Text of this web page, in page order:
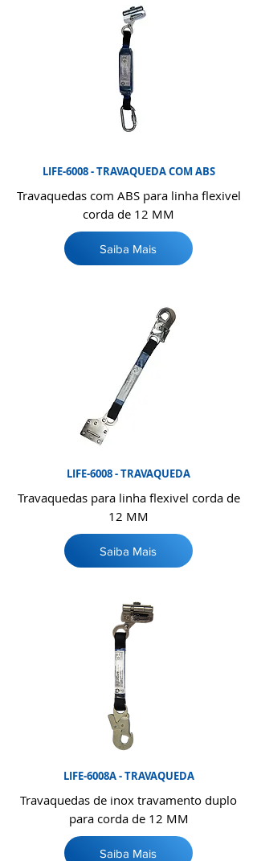
LIFE-6008 - TRAVAQUEDA COM ABS
Travaquedas com ABS para linha flexivel
corda de 12 MM
Saiba Mais
LIFE-6008 - TRAVAQUEDA
Travaquedas para linha flexivel corda de
12 MM
Saiba Mais
LIFE-6008A - TRAVAQUEDA
Travaquedas de inox travamento duplo
para corda de 12 MM
Saiba Mais